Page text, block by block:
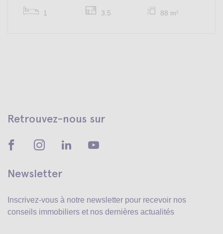
1 3.5 88 m2
Retrouvez-nous sur
Newsletter
Inscrivez-vous à notre newsletter pour recevoir nos
conseils immobiliers et nos dernières actualités